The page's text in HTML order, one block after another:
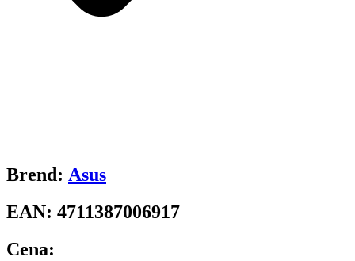
Brend: Asus
EAN: 4711387006917
Cena: